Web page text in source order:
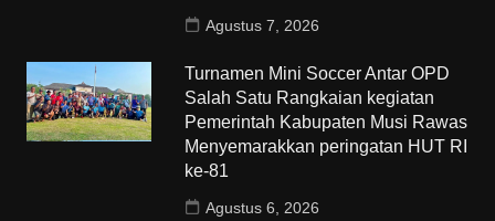
Agustus 7, 2026
Turnamen Mini Soccer Antar OPD
Salah Satu Rangkaian kegiatan
Pemerintah Kabupaten Musi Rawas
Menyemarakkan peringatan HUT RI
ke-81
Agustus 6, 2026